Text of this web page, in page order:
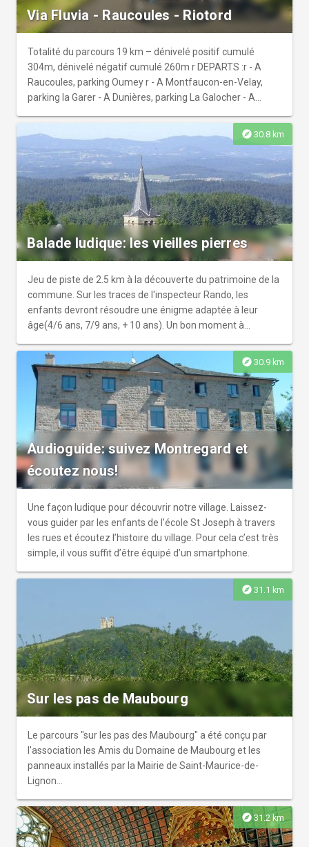
Via Fluvia - Raucoules - Riotord
Totalité du parcours 19 km – dénivelé positif cumulé
304m, dénivelé négatif cumulé 260m r DEPARTS :r - A
Raucoules, parking Oumey r - A Montfaucon-en-Velay,
parking la Garer - A Dunières, parking La Galocher - A
explore 30.8 km
Balade ludique: les vieilles pierres
Jeu de piste de 2.5 km à la découverte du patrimoine de la
commune. Sur les traces de l'inspecteur Rando, les
enfants devront résoudre une énigme adaptée à leur
âge(4/6 ans, 7/9 ans, + 10 ans). Un bon moment à
explore 30.9 km
Audioguide: suivez Montregard et
écoutez nous!
Une façon ludique pour découvrir notre village. Laissez-
vous guider par les enfants de l’école St Joseph à travers
les rues et écoutez l’histoire du village. Pour cela c’est très
simple, il vous suffit d’être équipé d’un smartphone.
explore 31.1 km
Sur les pas de Maubourg
Le parcours "sur les pas des Maubourg" a été conçu par
l'association les Amis du Domaine de Maubourg et les
panneaux installés par la Mairie de Saint-Maurice-de-
Lignon...
explore 31.2 km